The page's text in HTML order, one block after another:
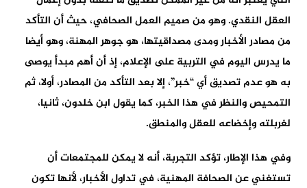
العقل النقدي. وهو من صميم العمل الصحافي، حيث أن التأكد
من مصادر الأخبار ومدى مصداقيتها، هو جوهر المهنة، وهو أيضا
ما يدرس اليوم في التربية على الإعلام، إذ أن أهم مبدأ يوصى
به هو عدم تصديق أي “خبر”، إلا بعد التأكد من المصادر، أولا، ثم
التمحيص والنظر في هذا الخبر، كما يقول ابن خلدون، ثانيا،
لغربلته وإخضاعه للعقل والمنطق.
وفي هذا الإطار، تؤكد التجربة، أنه لا يمكن للمجتمعات أن
تستغني عن الصحافة المهنية، في تداول الأخبار، لأنها تكون